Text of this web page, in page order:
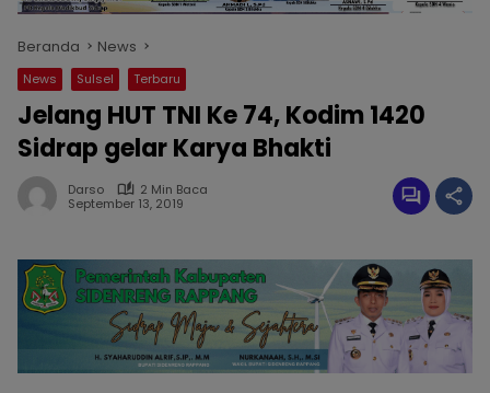
Beranda News
News Sulsel Terbaru
Jelang HUT TNI Ke 74, Kodim 1420
Sidrap gelar Karya Bhakti
Darso
2 Min Baca
September 13, 2019